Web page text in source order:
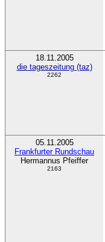
18.11.2005
die tageszeitung (taz)
2262
05.11.2005
Frankfurter Rundschau
Hermannus Pfeiffer
2163